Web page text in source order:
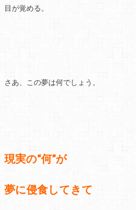
目が覚める。
さあ、この夢は何でしょう。
現実の“何”が
夢に侵食してきて